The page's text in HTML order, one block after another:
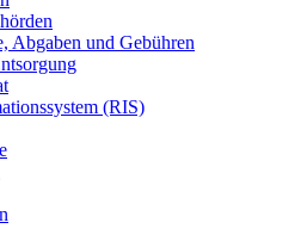
Abgaben und Gebühren
(RIS)